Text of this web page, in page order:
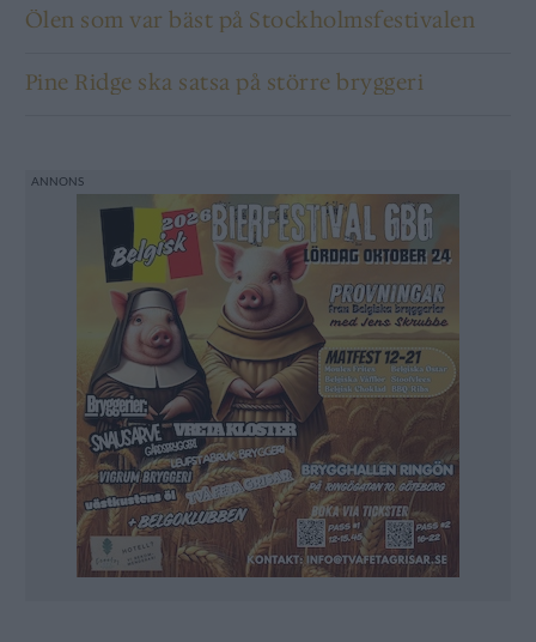
Ölen som var bäst på Stockholmsfestivalen
Pine Ridge ska satsa på större bryggeri